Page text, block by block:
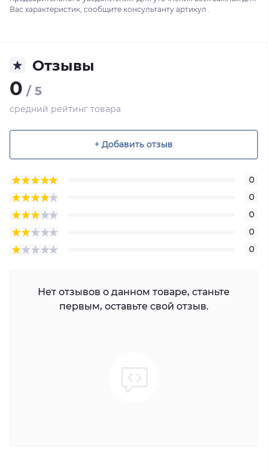
Вас характеристик, сообщите консультанту артикул .
Отзывы
0 / 5
средний рейтинг товара
+ Добавить отзыв
0
0
0
0
0
Нет отзывов о данном товаре, станьте
первым, оставьте свой отзыв.